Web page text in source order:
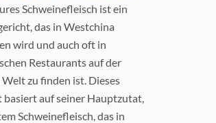
Schweinefleisch ist ein
das in Westchina
wird und auch oft in
Restaurants auf der
Welt zu finden ist. Dieses
basiert auf seiner Hauptzutat,
Schweinefleisch, das in